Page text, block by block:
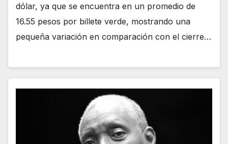
dólar, ya que se encuentra en un promedio de
16.55 pesos por billete verde, mostrando una
pequeña variación en comparación con el cierre…